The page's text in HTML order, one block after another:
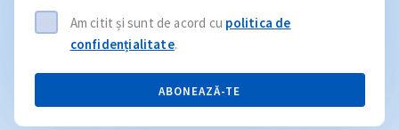
Am citit și sunt de acord cu politica de
confidențialitate.
ABONEAZĂ-TE